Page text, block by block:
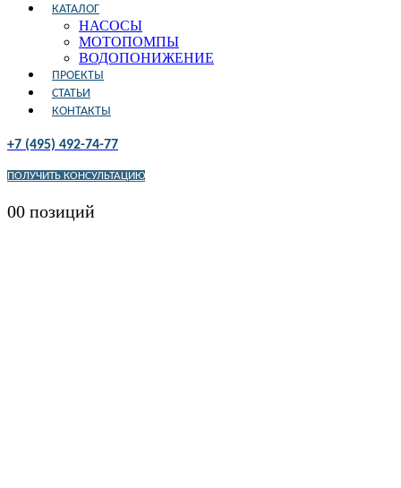
КАТАЛОГ
НАСОСЫ
МОТОПОМПЫ
ВОДОПОНИЖЕНИЕ
ПРОЕКТЫ
СТАТЬИ
КОНТАКТЫ
+7 (495) 492-74-77
ПОЛУЧИТЬ КОНСУЛЬТАЦИЮ
00 позиций